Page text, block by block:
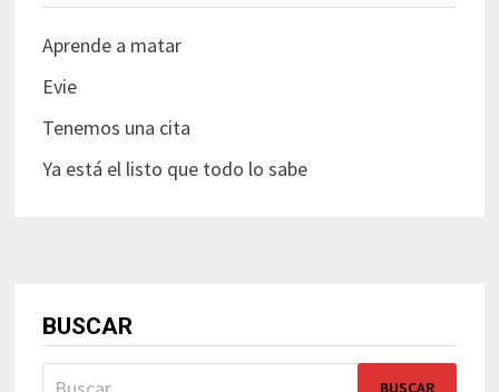
Aprende a matar
Evie
Tenemos una cita
Ya está el listo que todo lo sabe
BUSCAR
Buscar: